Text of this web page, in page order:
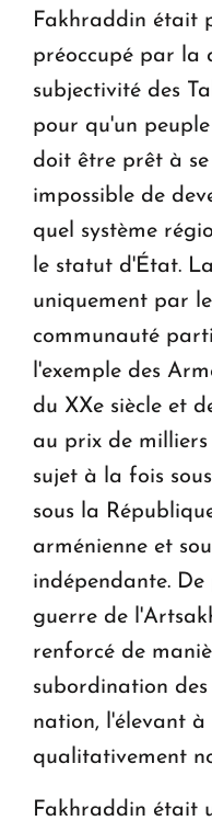
Fakhraddin était
préoccupé par la
subjectivité des
pour qu'un
doit être prêt à se
impossible de
quel système
le statut d'État.
uniquement par
communauté
l'exemple des
du XXe siècle et
au prix de milliers
sujet à la fois
sous la
arménienne et
indépendante.
guerre de
renforcé de
subordination
nation, l'élevant à
qualitativement
Fakhraddin était